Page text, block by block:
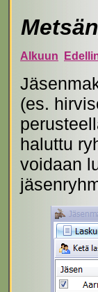
Alkuun
(es.
haluttu
voidaan